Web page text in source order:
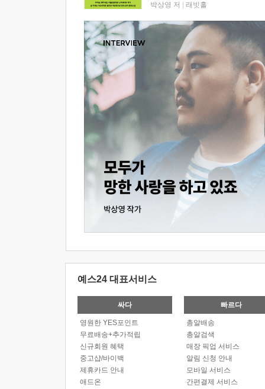
박상영 저 래빗홀
예스24 대표서비스
싸다
영원한 YES포인트
무료배송+추가적립
신규회원 혜택
중고샵/바이백
제휴카드 안내
애드온
빠르다
총알배송
총알검색
매장 픽업 서비스
알림 신청 안내
모바일 서비스
간편결제 서비스